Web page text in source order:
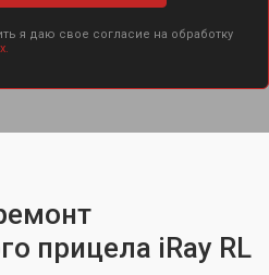
я даю свое согласие на обработку
прицела iRay RL